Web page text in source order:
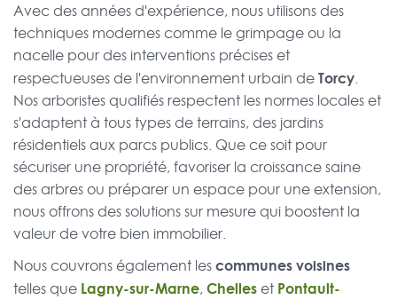
Avec des années d'expérience, nous utilisons des
techniques modernes comme le grimpage ou la
nacelle pour des interventions précises et
respectueuses de l'environnement urbain deTorcy.
Nos arboristes qualifiés respectent les normes locales et
s'adaptent à tous types de terrains, des jardins
résidentiels aux parcs publics. Que ce soit pour
sécuriser une propriété, favoriser la croissance saine
des arbres ou préparer un espace pour une extension,
nous offrons des solutions sur mesure qui boostent la
valeur de votre bien immobilier.
Nous couvrons également lescommunes voisines
telles que Lagny-sur-Marne, Chelles et Pontault-